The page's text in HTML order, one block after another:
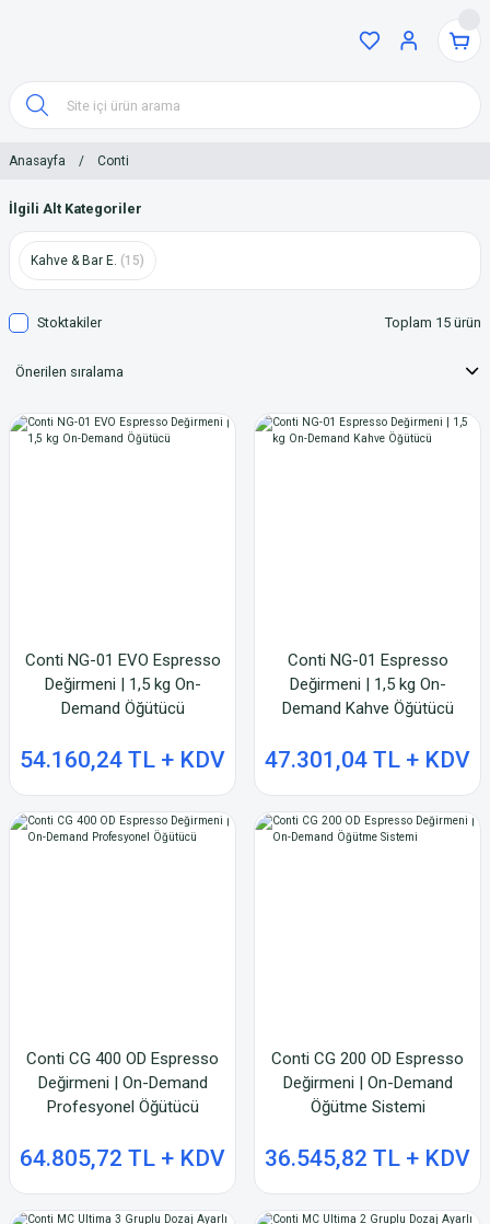
Anasayfa Conti
İlgili Alt Kategoriler
Kahve & Bar E. (15)
Stoktakiler Toplam 15 ürün
Conti NG-01 EVO Espresso
Değirmeni | 1,5 kg On-
Demand Öğütücü
54.160,24 TL + KDV
Conti NG-01 Espresso
Değirmeni | 1,5 kg On-
Demand Kahve Öğütücü
47.301,04 TL + KDV
Conti CG 400 OD Espresso
Değirmeni | On-Demand
Profesyonel Öğütücü
64.805,72 TL + KDV
Conti CG 200 OD Espresso
Değirmeni | On-Demand
Öğütme Sistemi
36.545,82 TL + KDV